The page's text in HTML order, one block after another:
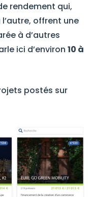
rendement qui,
offrent une
à d’autres
ici d’environ 10 à
postés sur